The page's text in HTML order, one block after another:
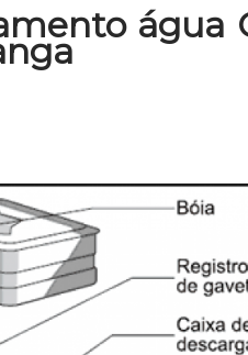
água